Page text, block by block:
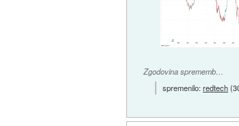
Zgodovina sprememb…
spremenilo:redtech(